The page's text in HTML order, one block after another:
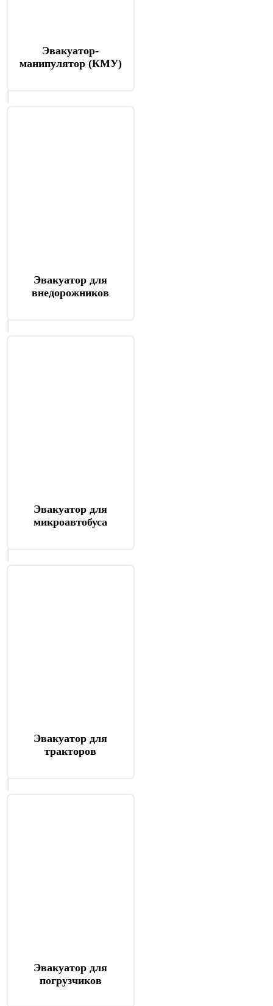
Эвакуатор-
манипулятор (КМУ)
Эвакуатор для
внедорожников
Эвакуатор для
микроавтобуса
Эвакуатор для
тракторов
Эвакуатор для
погрузчиков